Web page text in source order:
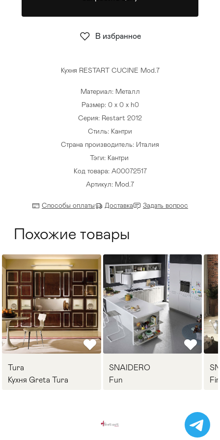
Стулья >
Кухня RESTART CUCINE Mod.7
Материал: Металл
Размер: 0 x 0 x h0
Серия: Restart 2012
Стиль: Кантри
Страна производитель: Италия
Тэги: Кантри
Код товара: A00072517
Артикул: Mod.7
Способы оплаты Доставка Задать вопрос
В избранное
Похожие товары
Tura
Кухня Greta Tura
SNAIDERO
Fun